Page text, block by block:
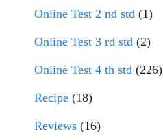
Online Test 2 nd std (1)
Online Test 3 rd std (2)
Online Test 4 th std (226)
Recipe (18)
Reviews (16)